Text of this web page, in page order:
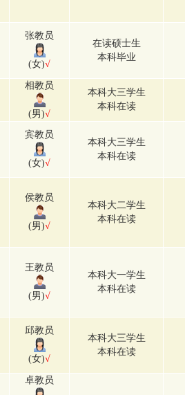
张教员
(女)√
在读硕士生
本科毕业
相教员
(男)√
本科大三学生
本科在读
宾教员
(女)√
本科大三学生
本科在读
侯教员
(男)√
本科大二学生
本科在读
王教员
(男)√
本科大一学生
本科在读
邱教员
(女)√
本科大三学生
本科在读
卓教员